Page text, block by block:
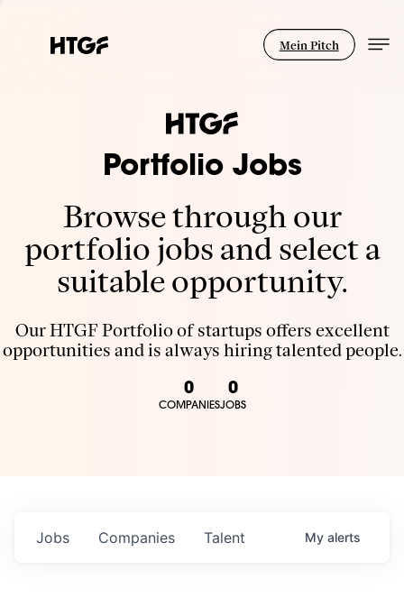
Mein Pitch
Portfolio Jobs
Browse through our
portfolio jobs and select a
suitable opportunity.
Our HTGF Portfolio of startups offers excellent
opportunities and is always hiring talented people.
0
COMPANIES
0
JOBS
Jobs Companies Talent My alerts